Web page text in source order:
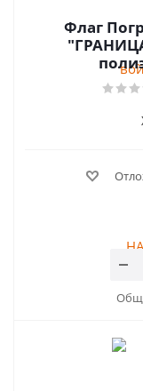
Флаг